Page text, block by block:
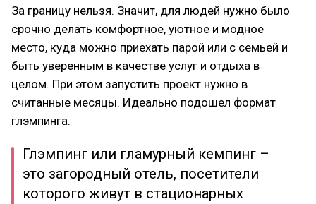
За границу нельзя. Значит, для людей нужно было
срочно делать комфортное, уютное и модное
место, куда можно приехать парой или с семьей и
быть уверенным в качестве услуг и отдыха в
целом. При этом запустить проект нужно в
считанные месяцы. Идеально подошел формат
глэмпинга.
Глэмпинг или гламурный кемпинг –
это загородный отель, посетители
которого живут в стационарных